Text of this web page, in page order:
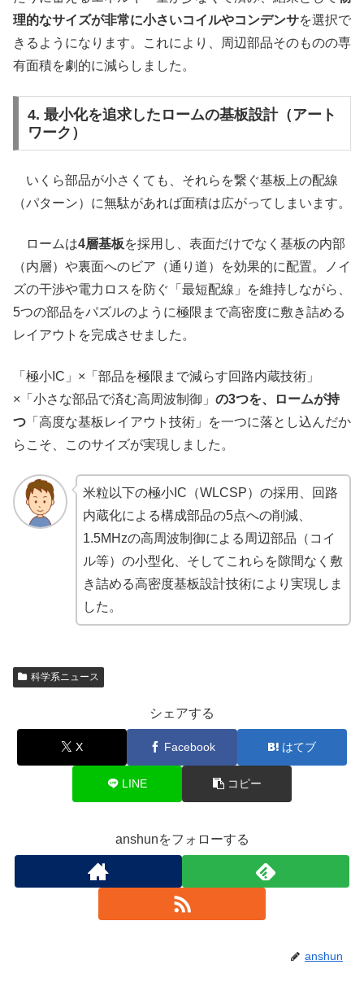
理的なサイズが非常に小さいコイルやコンデンサを選択で
きるようになります。これにより、周辺部品そのものの専
有面積を劇的に減らしました。
4. 最小化を追求したロームの基板設計（アート
ワーク）
いくら部品が小さくても、それらを繋ぐ基板上の配線
（パターン）に無駄があれば面積は広がってしまいます。
ロームは4層基板を採用し、表面だけでなく基板の内部
（内層）や裏面へのビア（通り道）を効果的に配置。ノイ
ズの干渉や電力ロスを防ぐ「最短配線」を維持しながら、
5つの部品をパズルのように極限まで高密度に敷き詰める
レイアウトを完成させました。
「極小IC」×「部品を極限まで減らす回路内蔵技術」
×「小さな部品で済む高周波制御」 の3つを、ロームが持
つ 「高度な基板レイアウト技術」を一つに落とし込んだか
らこそ、このサイズが実現しました。
米粒以下の極小IC（WLCSP）の採用、回路
内蔵化による構成部品の5点への削減、
1.5MHzの高周波制御による周辺部品（コイ
ル等）の小型化、そしてこれらを隙間なく敷
き詰める高密度基板設計技術により実現しま
した。
科学系ニュース
シェアする
X Facebook はてブ
LINE コピー
anshunをフォローする
anshun